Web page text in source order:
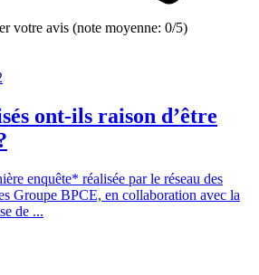
votre avis (note moyenne: 0/5)
ont-ils raison d’être
enquête* réalisée par le réseau des
Groupe BPCE, en collaboration avec la
de ...